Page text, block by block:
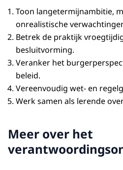
Toon langetermijnambitie,
onrealistische
Betrek de praktijk
besluitvorming.
Veranker het
beleid.
Vereenvoudig wet- en
Werk samen als lerende
Meer over het